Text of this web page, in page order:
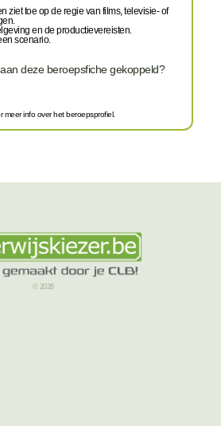
ziet toe op de regie van films, televisie- of
en de productievereisten.
scenario.
deze beroepsfiche gekoppeld?
meer info over het beroepsprofiel.
© 2026